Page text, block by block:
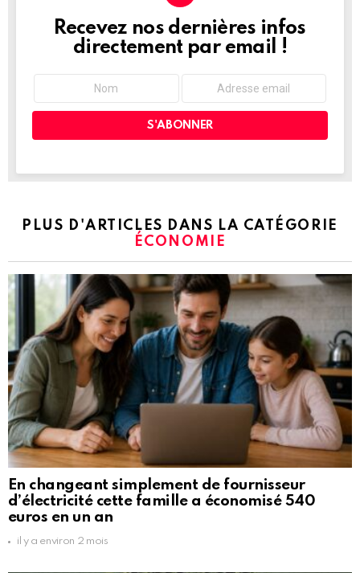
NEWSLETTER
Recevez nos dernières infos
directement par email !
PLUS D'ARTICLES DANS LA CATÉGORIE
ÉCONOMIE
En changeant simplement de fournisseur
d’électricité cette famille a économisé 540
euros en un an
il y a environ 2 mois